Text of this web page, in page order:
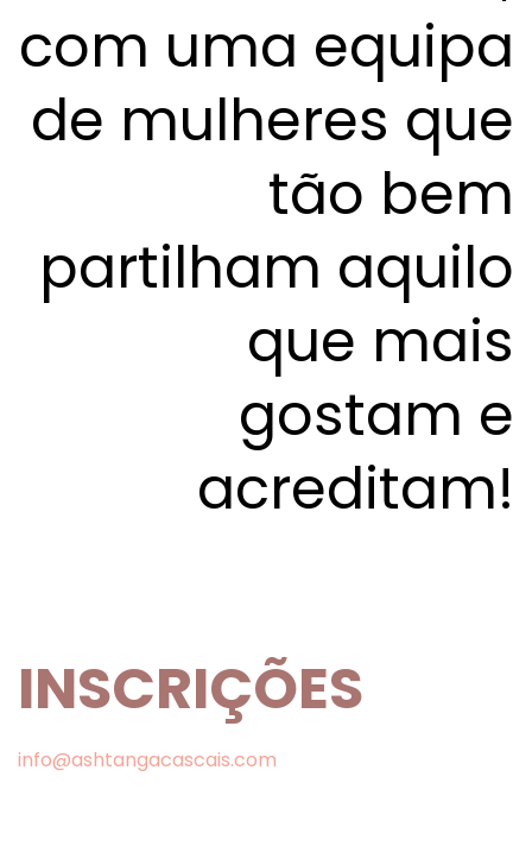
com uma equipa
de mulheres que
tão bem
partilham aquilo
que mais
gostam e
acreditam!
INSCRIÇÕES
info@ashtangacascais.com